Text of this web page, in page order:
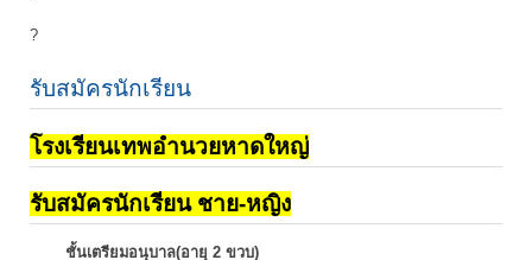
?
รับสมัครนักเรียน
โรงเรียนเทพอำนวยหาดใหญ่
รับสมัครนักเรียน ชาย-หญิง
ชั้นเตรียมอนุบาล(อายุ 2 ขวบ)